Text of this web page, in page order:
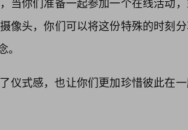
像头，你们可以将这份特殊的时刻
仪式感，也让你们更加珍惜彼此在